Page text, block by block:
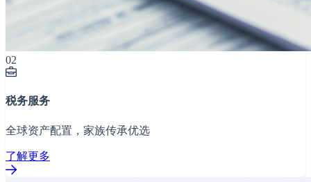
02
税务服务
全球资产配置，家族传承优选
了解更多